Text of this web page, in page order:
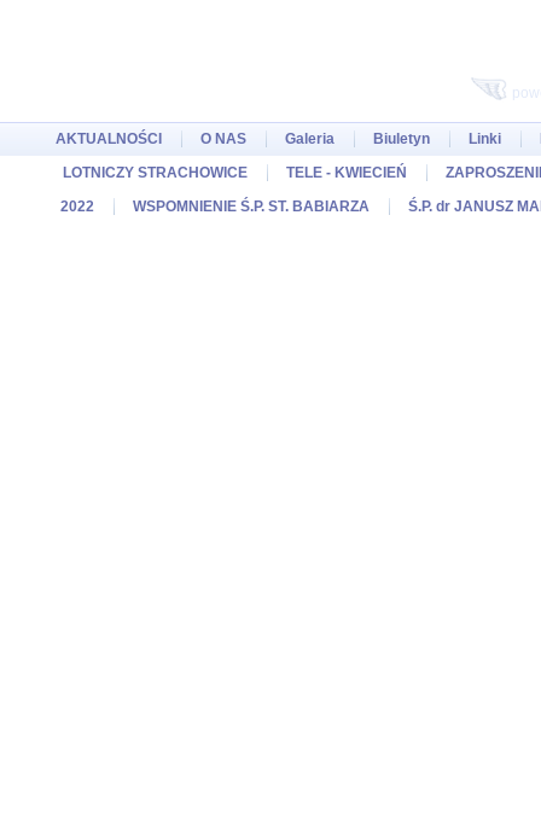
AKTUALNOŚCI O NAS Galeria Biuletyn Linki
LOTNICZY STRACHOWICE
TELE - KWIECIEŃ
2022
WSPOMNIENIE Ś.P. ST. BABIARZA Ś.P. dr JANUSZ